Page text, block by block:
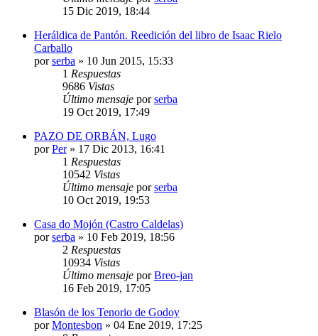
15 Dic 2019, 18:44
Heráldica de Pantón. Reedición del libro de Isaac Rielo
Carballo
porserba » 10 Jun 2015, 15:33
1 Respuestas
9686 Vistas
Último mensaje porserba
19 Oct 2019, 17:49
PAZO DE ORBÁN, Lugo
porPer» 17 Dic 2013, 16:41
1 Respuestas
10542 Vistas
Último mensaje porserba
10 Oct 2019, 19:53
Casa do Mojón (Castro Caldelas)
porserba » 10 Feb 2019, 18:56
2 Respuestas
10934 Vistas
Último mensaje porBreo-jan
16 Feb 2019, 17:05
Blasón de los Tenorio de Godoy
porMontesbon » 04 Ene 2019, 17:25